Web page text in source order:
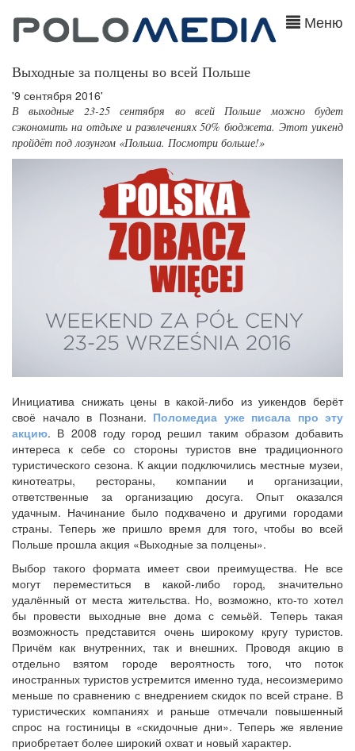
Меню
Выходные за полцены во всей Польше
'9 сентября 2016'
В выходные 23-25 сентября во всей Польше можно будет
сэкономить на отдыхе и развлечениях 50% бюджета. Этот уикенд
пройдёт под лозунгом «Польша. Посмотри больше!»
Инициатива снижать цены в какой-либо из уикендов берёт
своё начало в Познани. Поломедиа уже писала про эту
акцию. В 2008 году город решил таким образом добавить
интереса к себе со стороны туристов вне традиционного
туристического сезона. К акции подключились местные музеи,
кинотеатры, рестораны, компании и организации,
ответственные за организацию досуга. Опыт оказался
удачным. Начинание было подхвачено и другими городами
страны. Теперь же пришло время для того, чтобы во всей
Польше прошла акция «Выходные за полцены».
Выбор такого формата имеет свои преимущества. Не все
могут переместиться в какой-либо город, значительно
удалённый от места жительства. Но, возможно, кто-то хотел
бы провести выходные вне дома с семьёй. Теперь такая
возможность представится очень широкому кругу туристов.
Причём как внутренних, так и внешних. Проводя акцию в
отдельно взятом городе вероятность того, что поток
иностранных туристов устремится именно туда, несоизмеримо
меньше по сравнению с внедрением скидок по всей стране. В
туристических компаниях и раньше отмечали повышенный
спрос на гостиницы в «скидочные дни». Теперь же явление
приобретает более широкий охват и новый характер.